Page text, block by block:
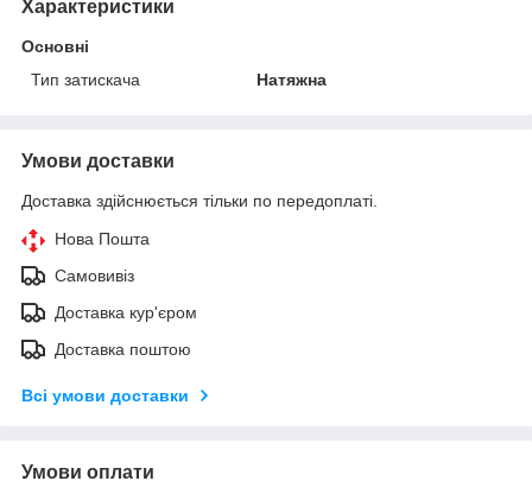
Характеристики
Основні
Тип затискача
Натяжна
Умови доставки
Доставка здійснюється тільки по передоплаті.
Нова Пошта
Самовивіз
Доставка кур'єром
Доставка поштою
Всі умови доставки
Умови оплати